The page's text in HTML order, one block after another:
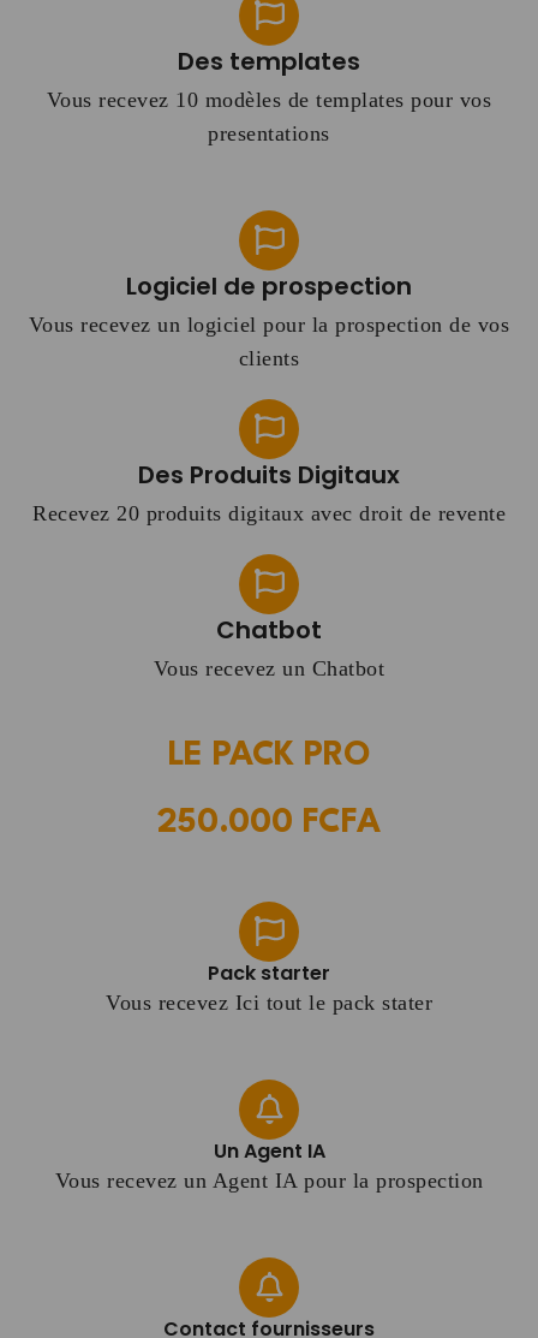
Des templates
Vous recevez 10 modèles de templates pour vos
presentations
Logiciel de prospection
Vous recevez un logiciel pour la prospection de vos
clients
Des Produits Digitaux
Recevez 20 produits digitaux avec droit de revente
Chatbot
Vous recevez un Chatbot
LE PACK PRO
250.000 FCFA
Pack starter
Vous recevez Ici tout le pack stater
Un Agent IA
Vous recevez un Agent IA pour la prospection
Contact fournisseurs